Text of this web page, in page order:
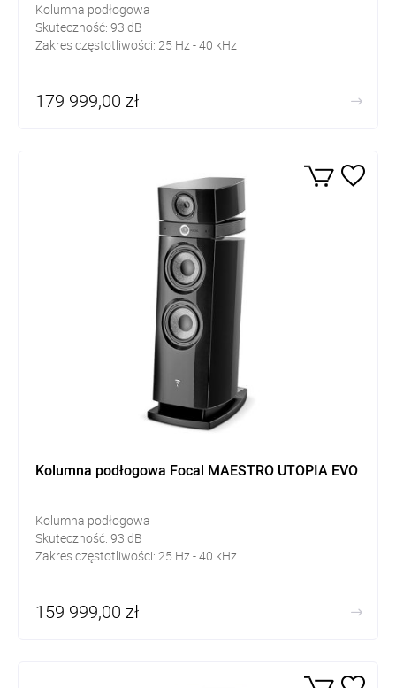
Kolumna podłogowa
Skuteczność: 93 dB
Zakres częstotliwości: 25 Hz - 40 kHz
179 999,00 zł
Kolumna podłogowa Focal MAESTRO UTOPIA EVO
Kolumna podłogowa
Skuteczność: 93 dB
Zakres częstotliwości: 25 Hz - 40 kHz
159 999,00 zł